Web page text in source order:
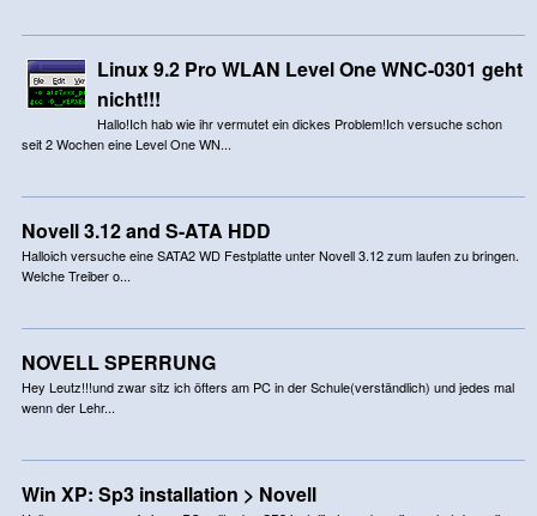
Linux 9.2 Pro WLAN Level One WNC-0301 geht
nicht!!!
Hallo!Ich hab wie ihr vermutet ein dickes Problem!Ich versuche schon
seit 2 Wochen eine Level One WN...
Novell 3.12 and S-ATA HDD
Halloich versuche eine SATA2 WD Festplatte unter Novell 3.12 zum laufen zu bringen.
Welche Treiber o...
NOVELL SPERRUNG
Hey Leutz!!!und zwar sitz ich öfters am PC in der Schule(verständlich) und jedes mal
wenn der Lehr...
Win XP: Sp3 installation > Novell